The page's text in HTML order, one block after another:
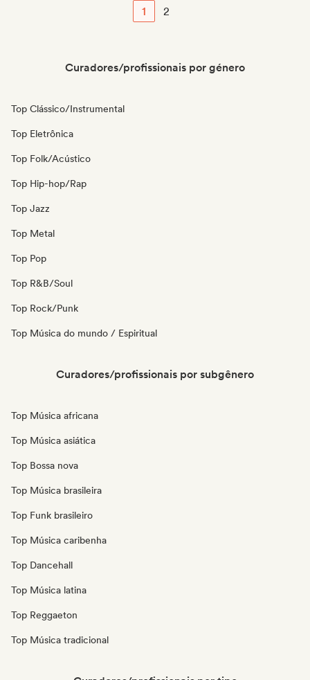
1 2
Curadores/profissionais por género
Top Clássico/Instrumental
Top Eletrônica
Top Folk/Acústico
Top Hip-hop/Rap
Top Jazz
Top Metal
Top Pop
Top R&B/Soul
Top Rock/Punk
Top Música do mundo / Espiritual
Curadores/profissionais por subgênero
Top Música africana
Top Música asiática
Top Bossa nova
Top Música brasileira
Top Funk brasileiro
Top Música caribenha
Top Dancehall
Top Música latina
Top Reggaeton
Top Música tradicional